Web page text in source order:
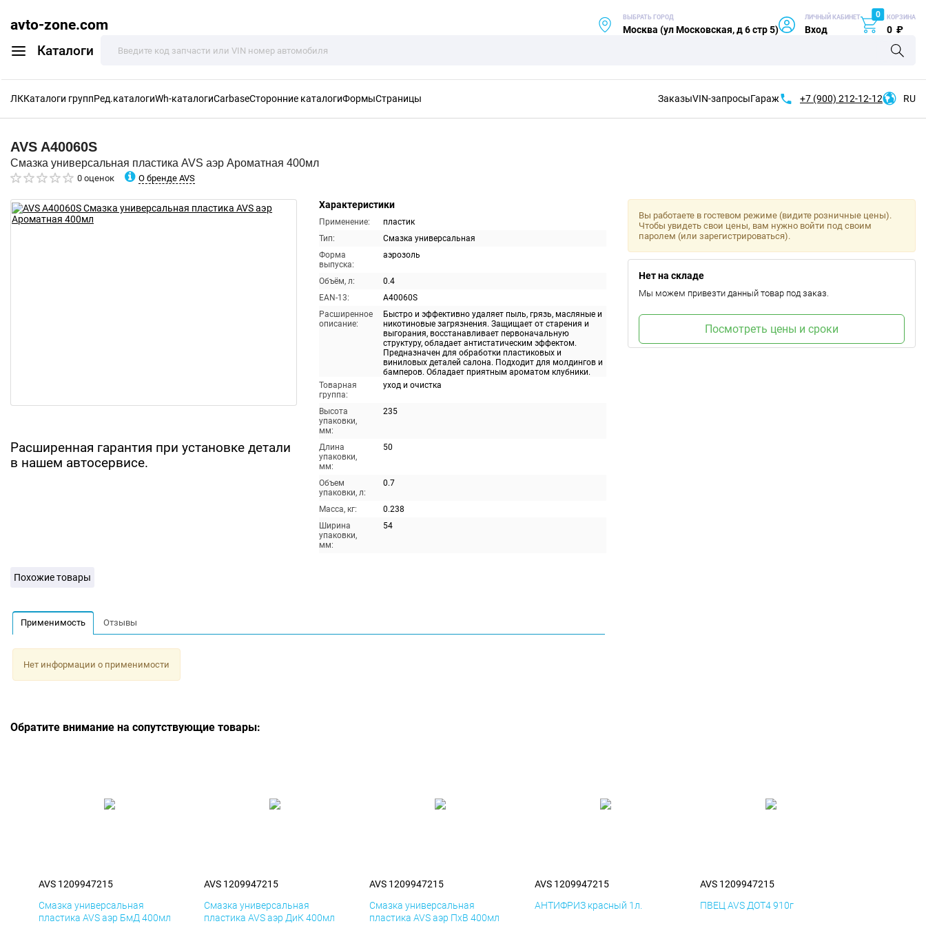
avto-zone.com
Каталоги
ВЫБРАТЬ ГОРОД
Москва (ул Московская, д 6 стр 5)
ЛИЧНЫЙ КАБИНЕТ
Вход
0 КОРЗИНА
0 ₽
ЛККаталоги группРед.каталогиWh-каталогиCarbaseСторонние каталогиФормыСтраницы ЗаказыVIN-запросыГараж +7 (900) 212-12-12 RU
AVS A40060S
Смазка универсальная пластика AVS аэр Ароматная 400мл
0 оценок О бренде AVS
Расширенная гарантия при установке детали
в нашем автосервисе.
Характеристики
Применение:
пластик
Тип:
Смазка универсальная
Форма
выпуска:
аэрозоль
Объём, л:
0.4
EAN-13:
A40060S
Расширенное
описание:
Быстро и эффективно удаляет пыль, грязь, масляные и
никотиновые загрязнения. Защищает от старения и
выгорания, восстанавливает первоначальную
структуру, обладает антистатическим эффектом.
Предназначен для обработки пластиковых и
виниловых деталей салона. Подходит для молдингов и
бамперов. Обладает приятным ароматом клубники.
Товарная
группа:
уход и очистка
Высота
упаковки,
мм:
235
Длина
упаковки,
мм:
50
Объем
упаковки, л:
0.7
Масса, кг:
0.238
Ширина
упаковки,
мм:
54
Вы работаете в гостевом режиме (видите розничные цены).
Чтобы увидеть свои цены, вам нужно войти под своим
паролем (или зарегистрироваться).
Нет на складе
Мы можем привезти данный товар под заказ.
Посмотреть цены и сроки
Похожие товары
Применимость Отзывы
Нет информации о применимости
Обратите внимание на сопутствующие товары:
AVS 1209947215
Смазка универсальная
пластика AVS аэр БмД 400мл
AVS 1209947215
Смазка универсальная
пластика AVS аэр ДиК 400мл
AVS 1209947215
Смазка универсальная
пластика AVS аэр ПхВ 400мл
AVS 1209947215
АНТИФРИЗ красный 1л.
AVS 1209947215
ПВЕЦ AVS ДОТ4 910г